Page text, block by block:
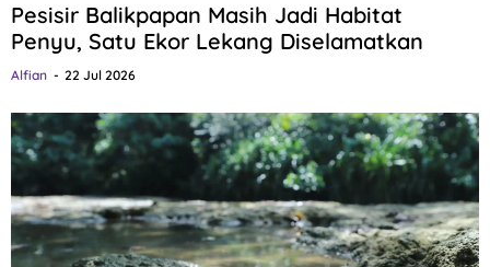
Pesisir Balikpapan Masih Jadi Habitat
Penyu, Satu Ekor Lekang Diselamatkan
Alfian 22 Jul 2026